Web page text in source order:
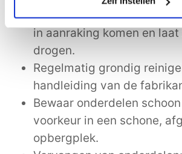
onderdelen die met
in aanraking komen en laat
drogen.
Regelmatig grondig
handleiding van de
Bewaar onderdelen
voorkeur in een schone,
opbergplek.